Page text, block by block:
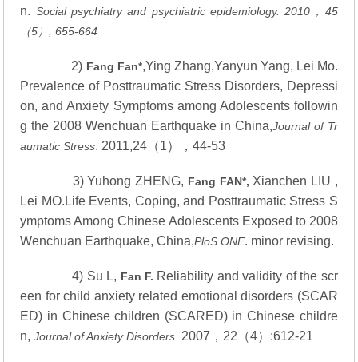
n. Social psychiatry and psychiatric epidemiology. 2010 ， 45
（5 ） , 655-664
2) Fang Fan*,Ying Zhang,Yanyun Yang, Lei Mo.
Prevalence of Posttraumatic Stress Disorders, Depressi
on, and Anxiety Symptoms among Adolescents followin
g the 2008 Wenchuan Earthquake in China,Journal of Tr
aumatic Stress. 2011,24（1），44-53
3) Yuhong ZHENG, Fang FAN*, Xianchen LIU ,
Lei MO.Life Events, Coping, and Posttraumatic Stress S
ymptoms Among Chinese Adolescents Exposed to 2008
Wenchuan Earthquake, China,PloS ONE. minor revising.
4) Su L, Fan F. Reliability and validity of the scr
een for child anxiety related emotional disorders (SCAR
ED) in Chinese children (SCARED) in Chinese childre
n, Journal of Anxiety Disorders. 2007，22（4）:612-21